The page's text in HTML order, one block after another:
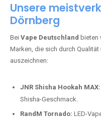
Unsere
Dörnberg
Bei Vape Deutschland bieten
Marken, die sich durch
auszeichnen:
JNR Shisha Hookah MAX:
Shisha-Geschmack.
RandM Tornado: LED-